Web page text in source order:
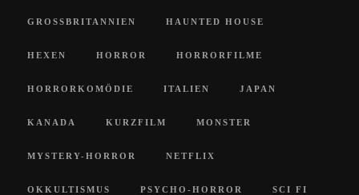
GROSSBRITANNIEN HAUNTED HOUSE
HEXEN HORROR HORRORFILME
HORRORKOMÖDIE ITALIEN JAPAN
KANADA KURZFILM MONSTER
MYSTERY-HORROR NETFLIX
OKKULTISMUS PSYCHO-HORROR SCI FI